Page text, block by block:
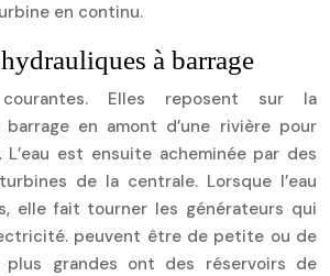
en continu.
à barrage
Elles reposent sur la
barrage en amont d’une rivière pour
est ensuite acheminée par des
de la centrale. Lorsque l’eau
elle fait tourner les générateurs qui
peuvent être de petite ou de
plus grandes ont des réservoirs de